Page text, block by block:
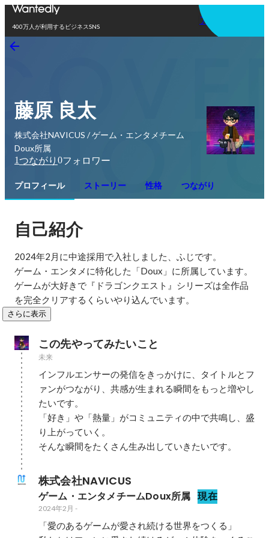
400万人が利用するビジネスSNS
アプリを使う
藤原 良太
株式会社NAVICUS / ゲーム・エンタメチーム
Doux所属
1つながり 0フォロワー
プロフィール ストーリー 性格 つながり
自己紹介
2024年2月に中途採用で入社しました、ふじです。
ゲーム・エンタメに特化した「Doux」に所属しています。
ゲームが大好きで『ドラゴンクエスト』シリーズは全作品
を完全クリアするくらいやり込んでいます。
さらに表示
この先やってみたいこと
未来
インフルエンサーの発信をきっかけに、タイトルとフ
ァンがつながり、共感が生まれる瞬間をもっと増やし
たいです。
「好き」や「熱量」がコミュニティの中で共鳴し、盛
り上がっていく。
そんな瞬間をたくさん生み出していきたいです。
株式会社NAVICUS
ゲーム・エンタメチームDoux所属 現在
2024年2月 -
「愛のあるゲームが愛され続ける世界をつくる」